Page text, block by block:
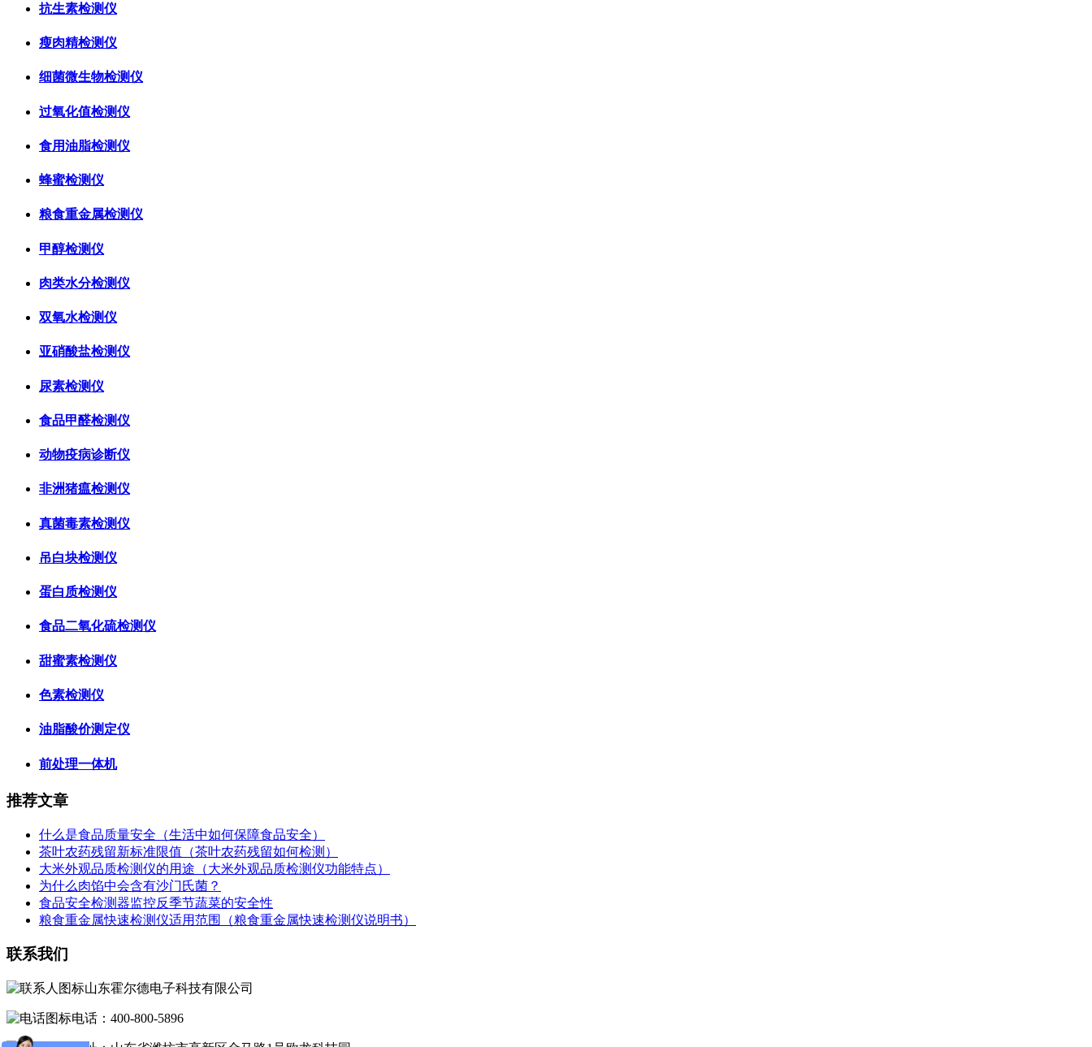
抗生素检测仪
瘦肉精检测仪
细菌微生物检测仪
过氧化值检测仪
食用油脂检测仪
蜂蜜检测仪
粮食重金属检测仪
甲醇检测仪
肉类水分检测仪
双氧水检测仪
亚硝酸盐检测仪
尿素检测仪
食品甲醛检测仪
动物疫病诊断仪
非洲猪瘟检测仪
真菌毒素检测仪
吊白块检测仪
蛋白质检测仪
食品二氧化硫检测仪
甜蜜素检测仪
色素检测仪
油脂酸价测定仪
前处理一体机
推荐文章
什么是食品质量安全（生活中如何保障食品安全）
茶叶农药残留新标准限值（茶叶农药残留如何检测）
大米外观品质检测仪的用途（大米外观品质检测仪功能特点）
为什么肉馅中会含有沙门氏菌？
食品安全检测器监控反季节蔬菜的安全性
粮食重金属快速检测仪适用范围（粮食重金属快速检测仪说明书）
联系我们
山东霍尔德电子科技有限公司
电话：400-800-5896